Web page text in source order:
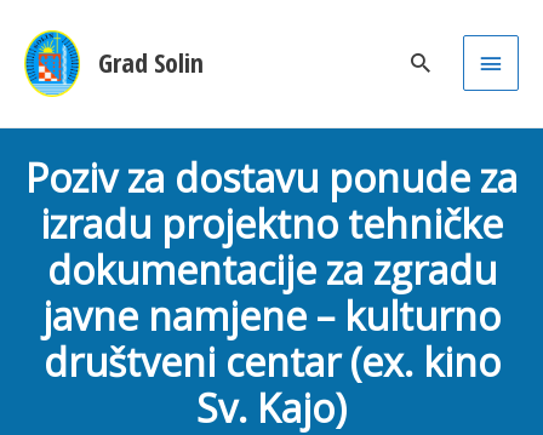
Grad Solin
Main
Poziv za dostavu ponude za
izradu projektno tehničke
dokumentacije za zgradu
javne namjene – kulturno
društveni centar (ex. kino
Sv. Kajo)